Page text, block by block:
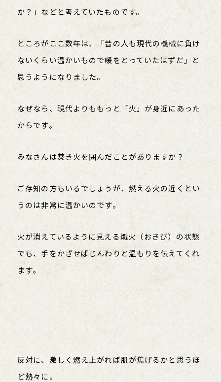
か？」などと考えていたものです。
ところがここ数年は、「昔の人も現代の機械に負け
ないくらい温かいもので暖をとっていたはずだ」と
思うようになりました。
なぜなら、現代よりももっと「火」が身近にあった
からです。
みなさんは焚き火を囲んだことがありますか？
ご存知の方もいるでしょうが、燃える火の近くとい
うのは非常に温かいのです。
火が消えているように見える熾火（おきび）の状態
でも、手をかざせばじんわりと温もりを伝えてくれ
ます。
反対に、激しく燃え上がれば肌が焦げるかと思うほ
ど熱々に。